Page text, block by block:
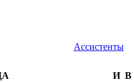
Ассистенты
И В